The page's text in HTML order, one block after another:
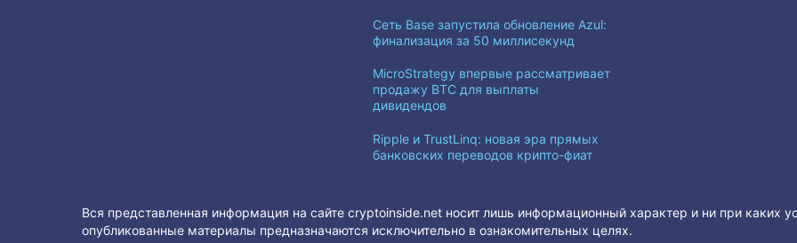
Сеть Base запустила обновление Azul:
финализация за 50 миллисекунд
MicroStrategy впервые рассматривает
продажу BTC для выплаты
дивидендов
Ripple и TrustLinq: новая эра прямых
банковских переводов крипто-фиат
Вся представленная информация на сайте cryptoinside.net носит лишь информационный характер и ни при каких
опубликованные материалы предназначаются исключительно в ознакомительных целях.